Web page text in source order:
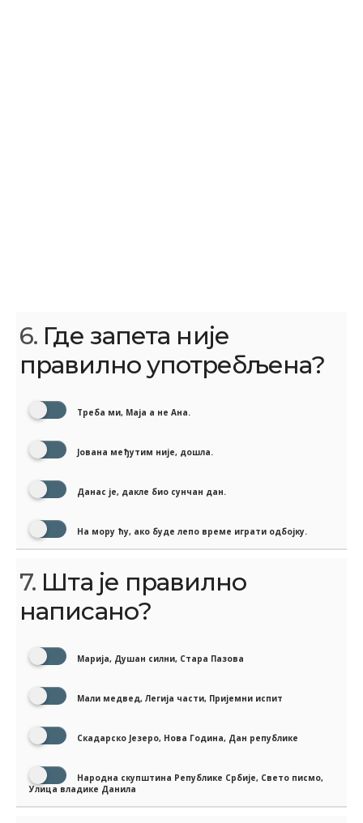
6. Где запета није
правилно употребљена?
Треба ми, Маја а не Ана.
Јована међутим није, дошла.
Данас је, дакле био сунчан дан.
На мору ћу, ако буде лепо време играти одбојку.
7. Шта је правилно
написано?
Марија, Душан силни, Стара Пазова
Мали медвед, Легија части, Пријемни испит
Скадарско Језеро, Нова Година, Дан републике
Народна скупштина Републике Србије, Свето писмо,
Улица владике Данила